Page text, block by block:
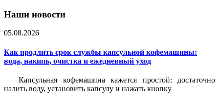
Наши новости
05.08.2026
Как продлить срок службы капсульной кофемашины:
вода, накипь, очистка и ежедневный уход
Капсульная кофемашина кажется простой: достаточно
налить воду, установить капсулу и нажать кнопку